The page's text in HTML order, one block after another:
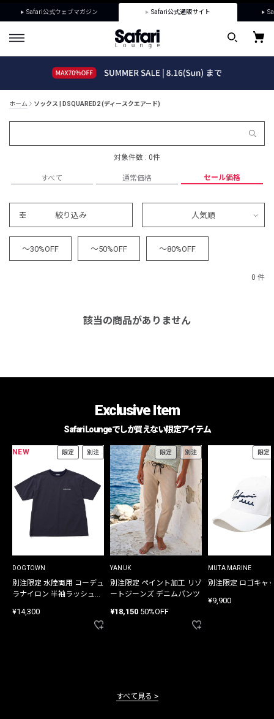
Safari公式ウェブマガジン Safari公式通販サイト
ホーム ソックス | DSQUARED2 (ディースクエアード)
対象件数 : 0件
すべて 通常価格 セール価格
絞り込み 人気順
～30%OFF ～50%OFF ～80%OFF
0 件
該当の商品がありません
Exclusive Item
Safari Loungeでしか買えない限定アイテム
NEW 限定 別注
DOGTOWN
別注限定 水陸両用 コーデュ
ラナイロン 半袖ラッシュガ
¥14,300
限定 別注
YANUK
別注限定 ペイント加工 リゾ
ートジーンズ デニムパンツ
¥18,150 50%OFF
限定
MUTA MARINE
別注限定 ロゴキャ
¥9,900
すべて見る